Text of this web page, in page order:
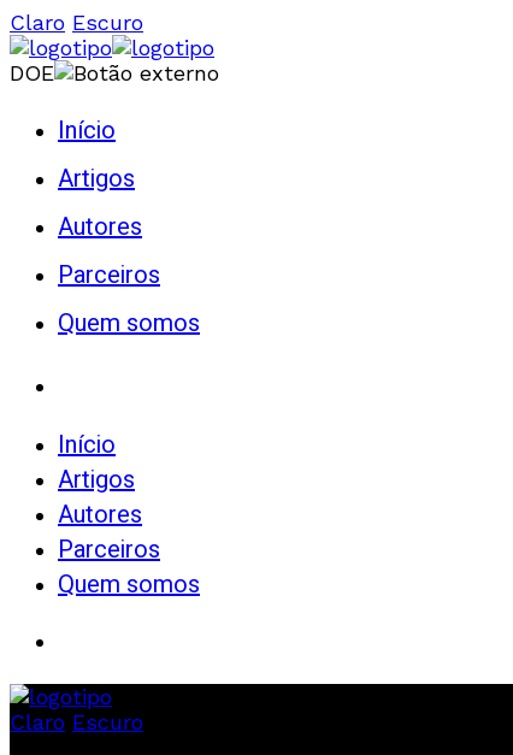
Claro Escuro
DOE
Início
Artigos
Autores
Parceiros
Quem somos
Início
Artigos
Autores
Parceiros
Quem somos
Claro Escuro